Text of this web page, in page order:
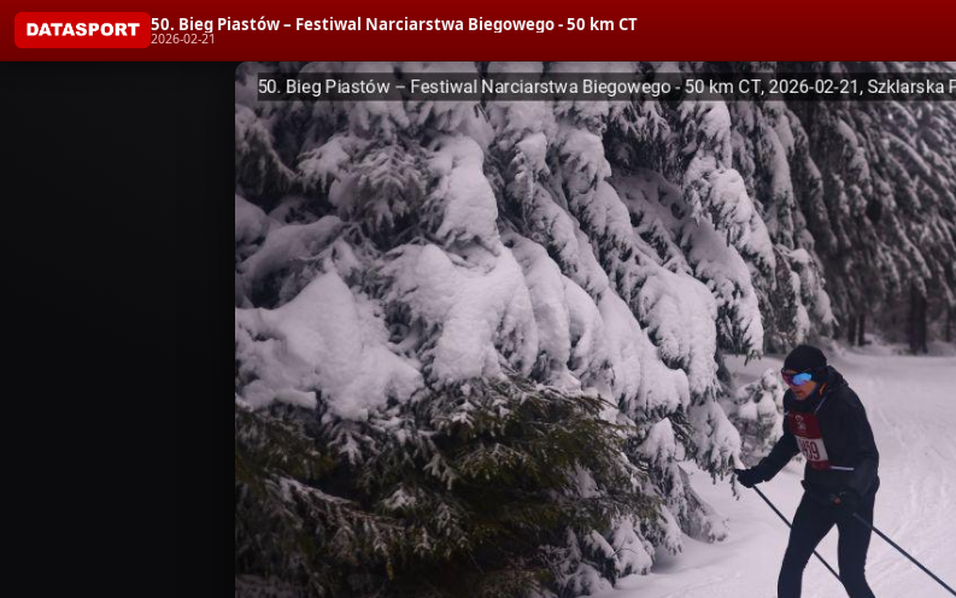
50. Bieg Piastów – Festiwal Narciarstwa Biegowego - 50 km CT
2026-02-21